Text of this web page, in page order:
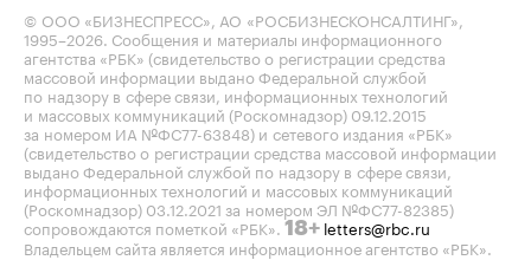
© ООО «БИЗНЕСПРЕСС», АО «РОСБИЗНЕСКОНСАЛТИНГ»,
1995–2026 . Сообщения и материалы информационного
агентства «РБК» (свидетельство о регистрации средства
массовой информации выдано Федеральной службой
по надзору в сфере связи, информационных технологий
и массовых коммуникаций (Роскомнадзор) 09.12.2015
за номером ИА №ФС77-63848) и сетевого издания «РБК»
(свидетельство о регистрации средства массовой информации
выдано Федеральной службой по надзору в сфере связи,
информационных технологий и массовых коммуникаций
(Роскомнадзор) 03.12.2021 за номером ЭЛ №ФС77-82385)
сопровождаются пометкой «РБК». 18+ letters@rbc.ru
Владельцем сайта является информационное агентство «РБК».